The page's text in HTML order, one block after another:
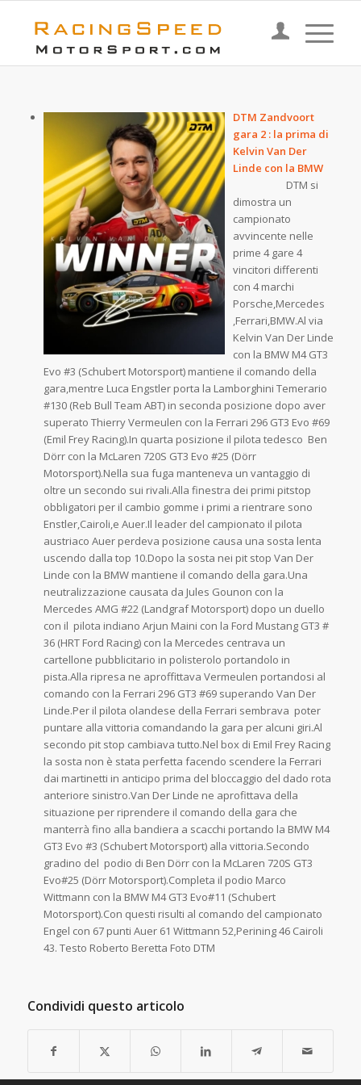
DTM Zandvoort
gara 2 : la prima di
Kelvin Van Der
Linde con la BMW
DTM si
dimostra un
campionato
avvincente nelle
prime 4 gare 4
vincitori differenti
con 4 marchi
Porsche,Mercedes
,Ferrari,BMW.Al via
Kelvin Van Der Linde
con la BMW M4 GT3
Evo #3 (Schubert Motorsport) mantiene il comando della
gara,mentre Luca Engstler porta la Lamborghini Temerario
#130 (Reb Bull Team ABT) in seconda posizione dopo aver
superato Thierry Vermeulen con la Ferrari 296 GT3 Evo #69
(Emil Frey Racing).In quarta posizione il pilota tedesco Ben
Dörr con la McLaren 720S GT3 Evo #25 (Dörr
Motorsport).Nella sua fuga manteneva un vantaggio di
oltre un secondo sui rivali.Alla finestra dei primi pitstop
obbligatori per il cambio gomme i primi a rientrare sono
Enstler,Cairoli,e Auer.Il leader del campionato il pilota
austriaco Auer perdeva posizione causa una sosta lenta
uscendo dalla top 10.Dopo la sosta nei pit stop Van Der
Linde con la BMW mantiene il comando della gara.Una
neutralizzazione causata da Jules Gounon con la
Mercedes AMG #22 (Landgraf Motorsport) dopo un duello
con il pilota indiano Arjun Maini con la Ford Mustang GT3 #
36 (HRT Ford Racing) con la Mercedes centrava un
cartellone pubblicitario in polisterolo portandolo in
pista.Alla ripresa ne aproffittava Vermeulen portandosi al
comando con la Ferrari 296 GT3 #69 superando Van Der
Linde.Per il pilota olandese della Ferrari sembrava poter
puntare alla vittoria comandando la gara per alcuni giri.Al
secondo pit stop cambiava tutto.Nel box di Emil Frey Racing
la sosta non è stata perfetta facendo scendere la Ferrari
dai martinetti in anticipo prima del bloccaggio del dado rota
anteriore sinistro.Van Der Linde ne aprofittava della
situazione per riprendere il comando della gara che
manterrà fino alla bandiera a scacchi portando la BMW M4
GT3 Evo #3 (Schubert Motorsport) alla vittoria.Secondo
gradino del podio di Ben Dörr con la McLaren 720S GT3
Evo#25 (Dörr Motorsport).Completa il podio Marco
Wittmann con la BMW M4 GT3 Evo#11 (Schubert
Motorsport).Con questi risulti al comando del campionato
Engel con 67 punti Auer 61 Wittmann 52,Perining 46 Cairoli
43. Testo Roberto Beretta Foto DTM
Condividi questo articolo